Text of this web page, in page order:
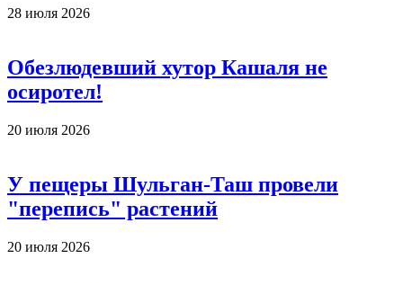
28 июля 2026
Обезлюдевший хутор Кашаля не
осиротел!
20 июля 2026
У пещеры Шульган-Таш провели
"перепись" растений
20 июля 2026